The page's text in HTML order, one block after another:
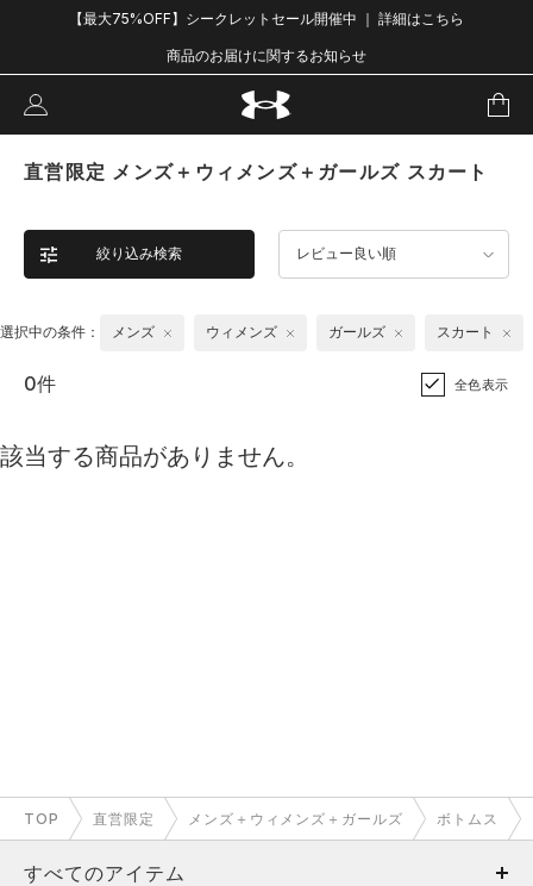
【最大75%OFF】シークレットセール開催中 ｜ 詳細はこちら
商品のお届けに関するお知らせ
直営限定 メンズ＋ウィメンズ＋ガールズ スカート
絞り込み検索 レビュー良い順
選択中の条件： メンズ ウィメンズ ガールズ スカート
0件 全色表示
該当する商品がありません。
TOP 直営限定 メンズ＋ウィメンズ＋ガールズ ボトムス
すべてのアイテム